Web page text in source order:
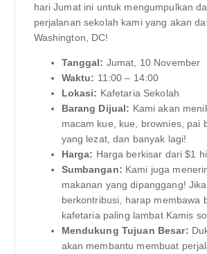
hari Jumat ini untuk mengumpulkan
perjalanan sekolah kami yang akan
Washington, DC!
Tanggal: Jumat, 10 November
Waktu: 11:00 – 14:00
Lokasi: Kafetaria Sekolah
Barang Dijual: Kami akan
macam kue, kue, brownies, pai
yang lezat, dan banyak lagi!
Harga: Harga berkisar dari $1
Sumbangan: Kami juga
makanan yang dipanggang!
berkontribusi, harap membawa
kafetaria paling lambat Kamis
Mendukung Tujuan Besar:
akan membantu membuat